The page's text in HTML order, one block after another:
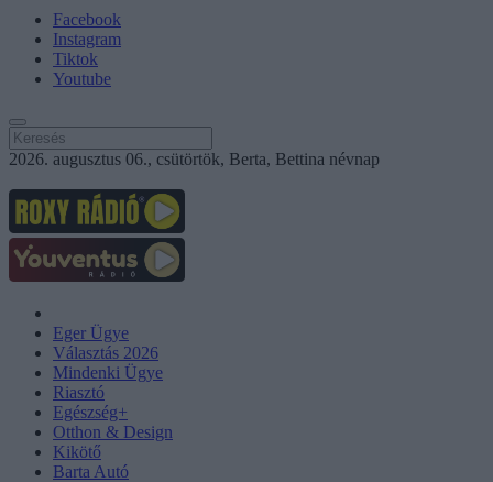
Facebook
Instagram
Tiktok
Youtube
2026. augusztus 06., csütörtök, Berta, Bettina névnap
Eger Ügye
Választás 2026
Mindenki Ügye
Riasztó
Egészség+
Otthon & Design
Kikötő
Barta Autó